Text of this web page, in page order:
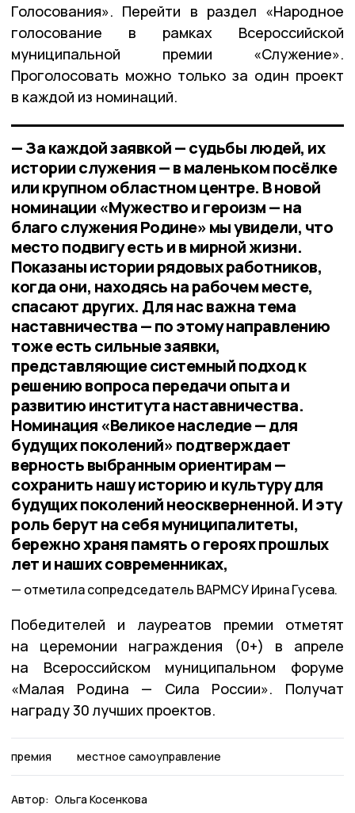
Голосования». Перейти в раздел «Народное
голосование в рамках Всероссийской
муниципальной премии «Служение».
Проголосовать можно только за один проект
в каждой из номинаций.
— За каждой заявкой — судьбы людей, их
истории служения — в маленьком посёлке
или крупном областном центре. В новой
номинации «Мужество и героизм — на
благо служения Родине» мы увидели, что
место подвигу есть и в мирной жизни.
Показаны истории рядовых работников,
когда они, находясь на рабочем месте,
спасают других. Для нас важна тема
наставничества — по этому направлению
тоже есть сильные заявки,
представляющие системный подход к
решению вопроса передачи опыта и
развитию института наставничества.
Номинация «Великое наследие — для
будущих поколений» подтверждает
верность выбранным ориентирам —
сохранить нашу историю и культуру для
будущих поколений неоскверненной. И эту
роль берут на себя муниципалитеты,
бережно храня память о героях прошлых
лет и наших современниках,
отметила сопредседатель ВАРМСУ Ирина Гусева.
Победителей и лауреатов премии отметят
на церемонии награждения (0+) в апреле
на Всероссийском муниципальном форуме
«Малая Родина — Сила России». Получат
награду 30 лучших проектов.
премия местное самоуправление
Автор: Ольга Косенкова